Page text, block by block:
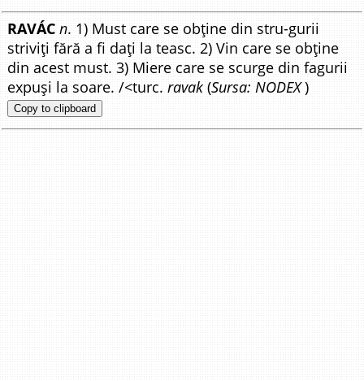
RAVÁC n. 1) Must care se obține din stru-gurii
striviți fără a fi dați la teasc. 2) Vin care se obține
din acest must. 3) Miere care se scurge din fagurii
expuși la soare. /<turc.ravak (Sursa: NODEX)
Copy to clipboard